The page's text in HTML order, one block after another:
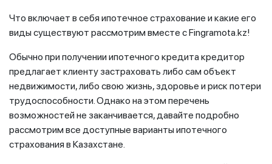
Что включает в себя ипотечное страхование и какие его
виды существуют рассмотрим вместе с Fingramota.kz!
Обычно при получении ипотечного кредита кредитор
предлагает клиенту застраховать либо сам объект
недвижимости, либо свою жизнь, здоровье и риск потери
трудоспособности. Однако на этом перечень
возможностей не заканчивается, давайте подробно
рассмотрим все доступные варианты ипотечного
страхования в Казахстане.